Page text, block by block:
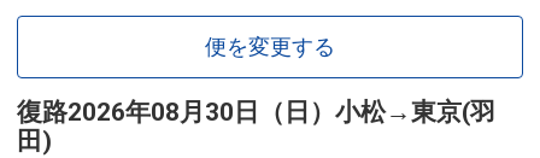
便を変更する
復路2026年08月30日（日） 小松→東京(羽
田)